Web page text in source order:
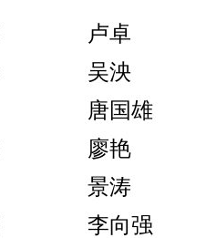
卢卓
吴泱
唐国雄
廖艳
景涛
李向强